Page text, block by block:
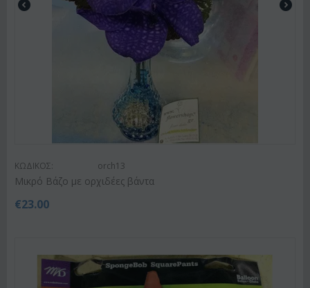
ΚΩΔΙΚΟΣ: orch13
Μικρό Βάζο με ορχιδέες βάντα
€23.00